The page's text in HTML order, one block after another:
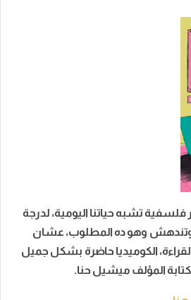
تشبه حياتنا اليومية، لدرجة
وتندهش وهو ده المطلوب، عشان
الكوميديا حاضرة بشكل جميل
المؤلف ميشيل حنا.